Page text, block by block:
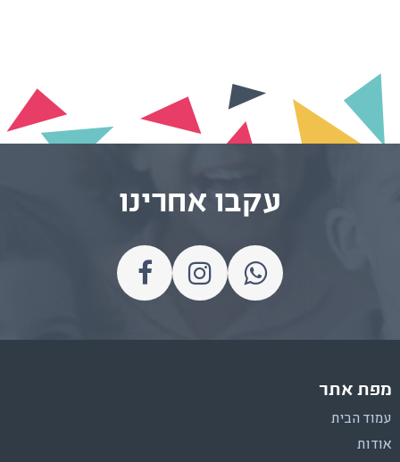
עקבו אחרינו
מפת אתר
עמוד הבית
אודות